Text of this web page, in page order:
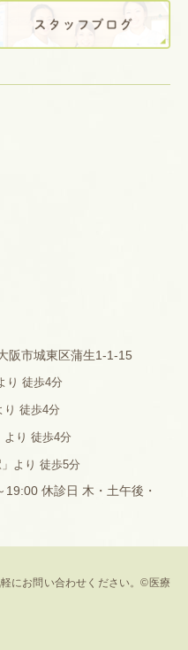
阪市城東区蒲生1-1-15
り 徒歩4分
り 徒歩4分
より 徒歩4分
より 徒歩5分
休診日 木・土午後・
にお問い合わせください。©医療